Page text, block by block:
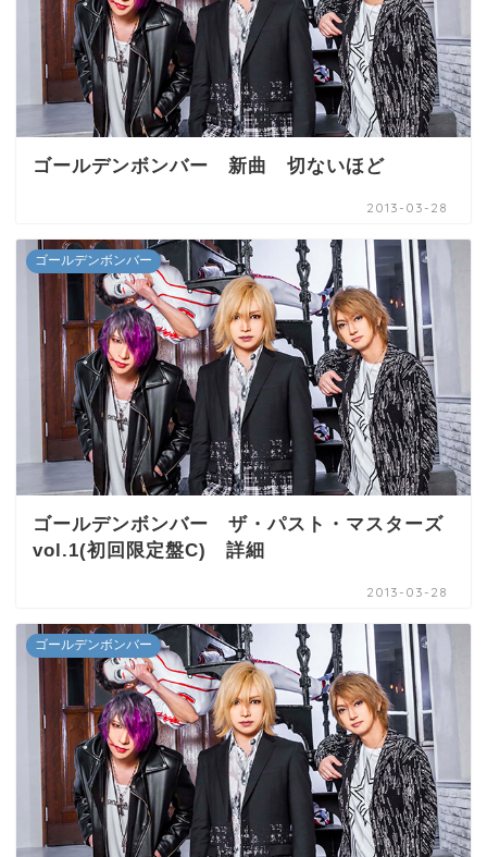
ゴールデンボンバー 新曲 切ないほど
2013-03-28
ゴールデンボンバー
ゴールデンボンバー ザ・パスト・マスターズ
vol.1(初回限定盤C) 詳細
2013-03-28
ゴールデンボンバー